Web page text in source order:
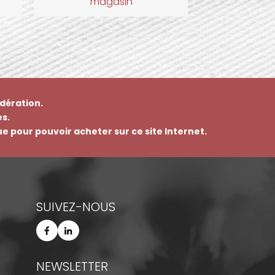
pour pouvoir acheter sur ce site Internet.
SUIVEZ-NOUS
NEWSLETTER